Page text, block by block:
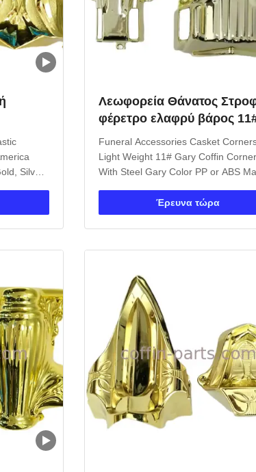
τη
Silver,
Main
Plastic
...
Λεωφορεία Θάνατος
φέρετρο ελαφρύ βάρος
Gary Coffin Στροφή με
Funeral Accessories Casket
Light Weight 11# Gary Coffin Corner
With Steel Gary Color PP or ABS
Steel Product Specifications Attribute
Value Color Gary Style American
Model Number 11# - Gary
Coffin Decoration Brand Name TX
Έρευνα τώρα